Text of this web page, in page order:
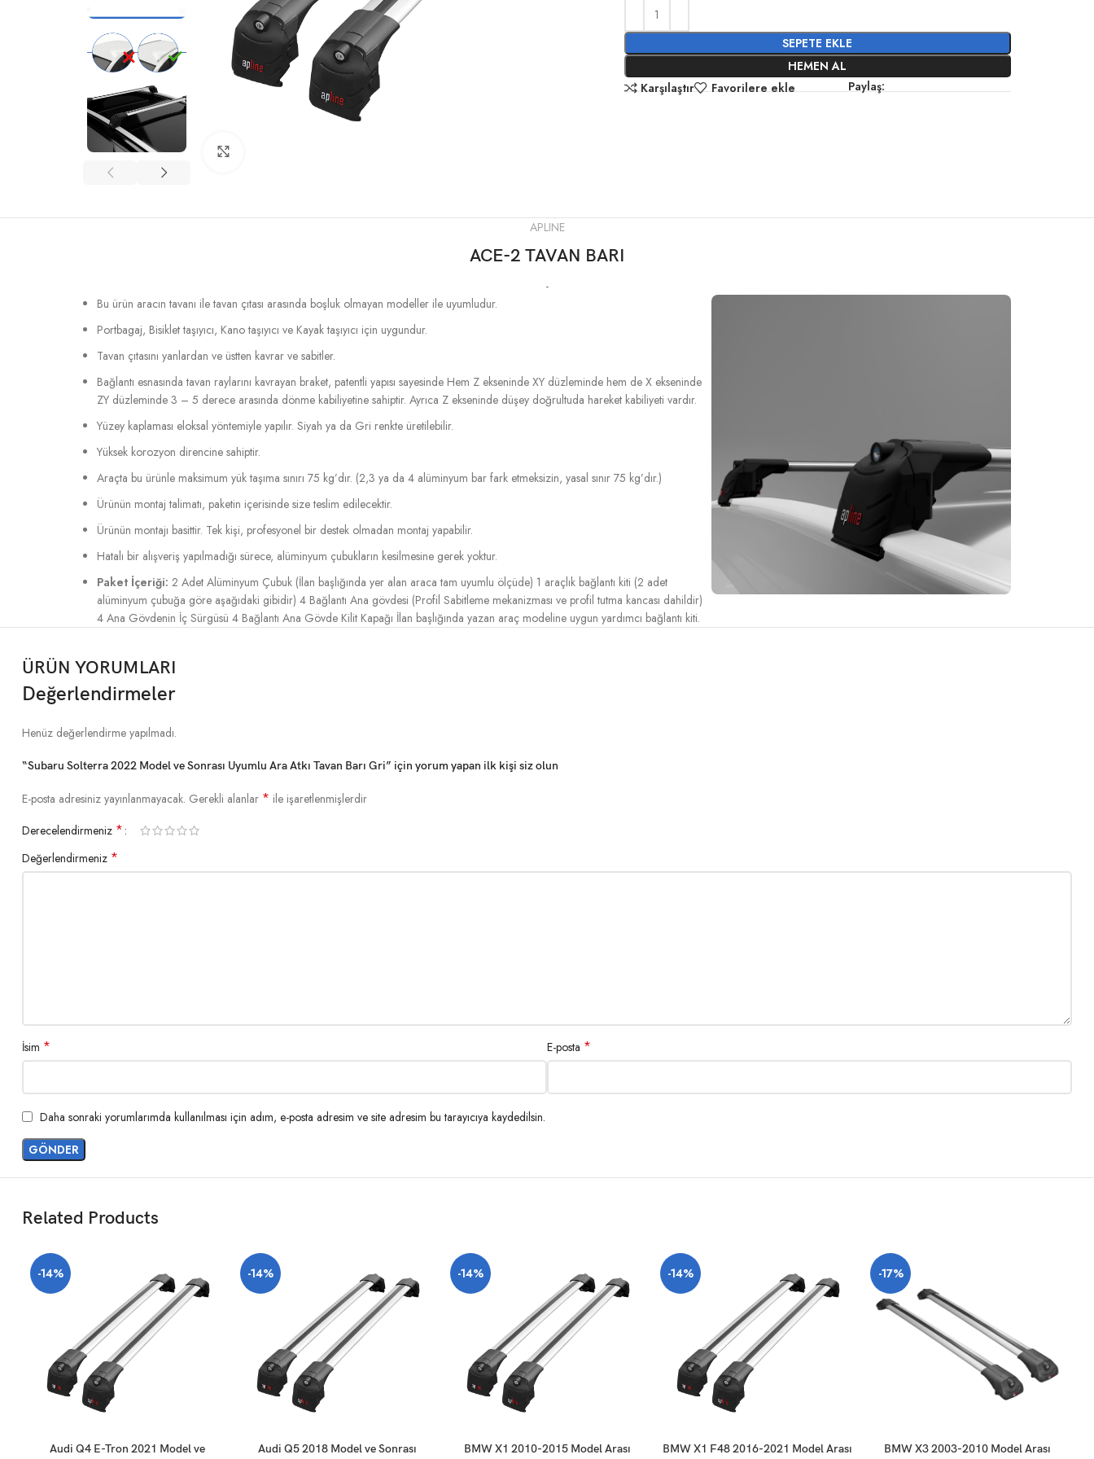
SEPETE EKLE
HEMEN AL
Karşılaştır
Favorilere ekle Paylaş:
APLINE
ACE-2 TAVAN BARI
-
Bu ürün aracın tavanı ile tavan çıtası arasında boşluk olmayan modeller ile uyumludur.
Portbagaj, Bisiklet taşıyıcı, Kano taşıyıcı ve Kayak taşıyıcı için uygundur.
Tavan çıtasını yanlardan ve üstten kavrar ve sabitler.
Bağlantı esnasında tavan raylarını kavrayan braket, patentli yapısı sayesinde Hem Z ekseninde XY düzleminde hem de X ekseninde
ZY düzleminde 3 – 5 derece arasında dönme kabiliyetine sahiptir. Ayrıca Z ekseninde düşey doğrultuda hareket kabiliyeti vardır.
Yüzey kaplaması eloksal yöntemiyle yapılır. Siyah ya da Gri renkte üretilebilir.
Yüksek korozyon direncine sahiptir.
Araçta bu ürünle maksimum yük taşıma sınırı 75 kg’dır. (2,3 ya da 4 alüminyum bar fark etmeksizin, yasal sınır 75 kg’dır.)
Ürünün montaj talimatı, paketin içerisinde size teslim edilecektir.
Ürünün montajı basittir. Tek kişi, profesyonel bir destek olmadan montaj yapabilir.
Hatalı bir alışveriş yapılmadığı sürece, alüminyum çubukların kesilmesine gerek yoktur.
Paket İçeriği: 2 Adet Alüminyum Çubuk (İlan başlığında yer alan araca tam uyumlu ölçüde) 1 araçlık bağlantı kiti (2 adet
alüminyum çubuğa göre aşağıdaki gibidir) 4 Bağlantı Ana gövdesi (Profil Sabitleme mekanizması ve profil tutma kancası dahildir)
4 Ana Gövdenin İç Sürgüsü 4 Bağlantı Ana Gövde Kilit Kapağı İlan başlığında yazan araç modeline uygun yardımcı bağlantı kiti.
ÜRÜN YORUMLARI
Değerlendirmeler
Henüz değerlendirme yapılmadı.
“Subaru Solterra 2022 Model ve Sonrası Uyumlu Ara Atkı Tavan Barı Gri” için yorum yapan ilk kişi siz olun
E-posta adresiniz yayınlanmayacak. Gerekli alanlar * ile işaretlenmişlerdir
Derecelendirmeniz *
Değerlendirmeniz *
İsim * E-posta *
Daha sonraki yorumlarımda kullanılması için adım, e-posta adresim ve site adresim bu tarayıcıya kaydedilsin.
Related Products
-14%
SEPETE EKLE
Audi Q4 E-Tron 2021 Model ve
-14%
SEPETE EKLE
Audi Q5 2018 Model ve Sonrası
-14%
SEPETE EKLE
BMW X1 2010-2015 Model Arası
-14%
SEPETE EKLE
BMW X1 F48 2016-2021 Model Arası
-17%
SEPETE EKLE
BMW X3 2003-2010 Model Arası